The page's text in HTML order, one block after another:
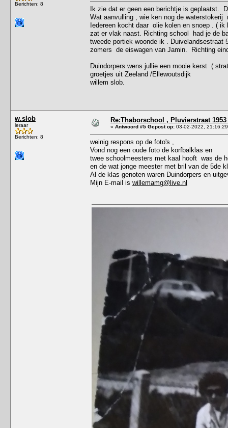
Berichten: 8
Ik zie dat er geen een berichtje is geplaatst.
Wat aanvulling , wie ken nog de
Iedereen kocht daar olie kolen en snoep . (
zat er vlak naast. Richting school had je de
tweede portiek woonde ik .
zomers de eiswagen van Jamin. Richting
Duindorpers wens jullie een mooie kerst (
groetjes uit Zeeland /Ellewoutsdijk
willem slob.
w.slob
leraar
Berichten: 8
Re:Thaborschool , Pluvierstraat
« Antwoord #5 Gepost op: 03-02-2022,
weinig respons op de foto's ,
Vond nog een oude foto de korfbalklas en
twee schoolmeesters met kaal hooft was de
en de wat jonge meester met bril van de 5de
Al de klas genoten waren Duindorpers en
Mijn E-mail is willemamg@live.nl